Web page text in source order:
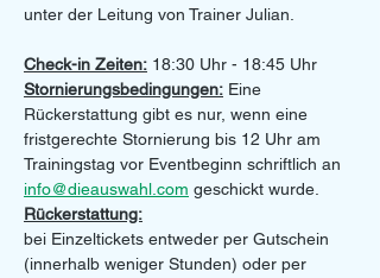
unter der Leitung von Trainer Julian.
Check-in Zeiten: 18:30 Uhr - 18:45 Uhr
Stornierungsbedingungen: Eine
Rückerstattung gibt es nur, wenn eine
fristgerechte Stornierung bis 12 Uhr am
Trainingstag vor Eventbeginn schriftlich an
info@dieauswahl.com geschickt wurde.
Rückerstattung:
bei Einzeltickets entweder per Gutschein
(innerhalb weniger Stunden) oder per